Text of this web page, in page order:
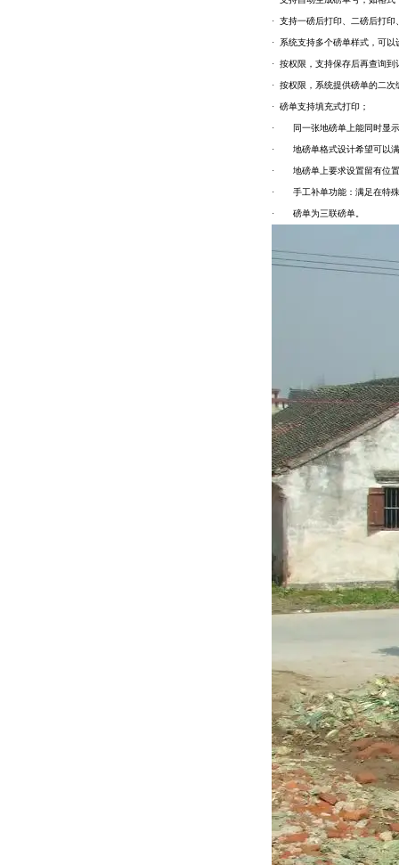
· 支持一磅后打印、二磅后打
· 系统支持多个磅单样式，可
· 按权限，支持保存后再查询到
· 按权限，系统提供磅单的二
· 磅单支持填充式打印；
· 同一张地磅单上能同时显示
· 地磅单格式设计希望可以满
· 地磅单上要求设置留有位置
· 手工补单功能：满足在特殊
· 磅单为三联磅单。